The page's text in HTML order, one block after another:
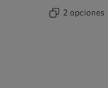
2 opciones